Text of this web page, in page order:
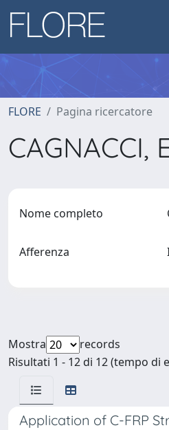
FLORE Pagina ricercatore
CAGNACCI,
Nome completo
Afferenza
Mostra
records
Risultati 1 - 12 di 12 (tempo di
Application of C-FRP